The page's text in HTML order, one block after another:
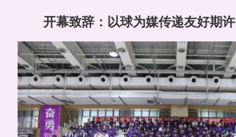
开幕致辞：以球为媒传递友好期许